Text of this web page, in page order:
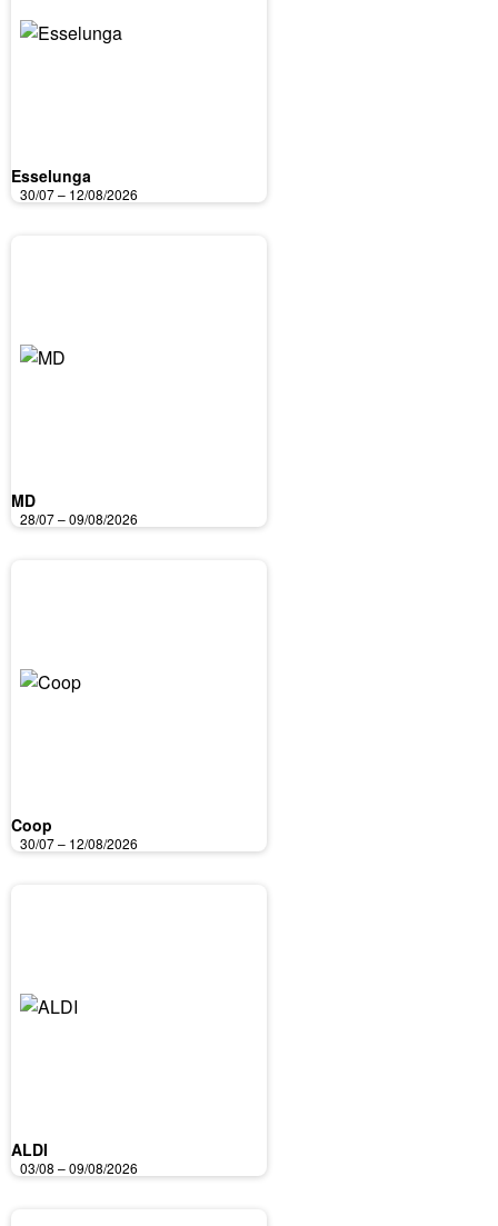
Esselunga
30/07 – 12/08/2026
MD
28/07 – 09/08/2026
Coop
30/07 – 12/08/2026
ALDI
03/08 – 09/08/2026